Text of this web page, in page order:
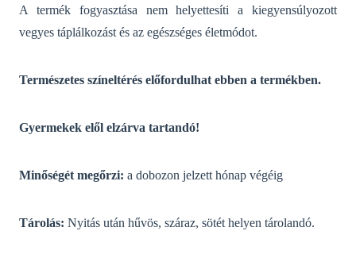
A termék fogyasztása nem helyettesíti a kiegyensúlyozott
vegyes táplálkozást és az egészséges életmódot.
Természetes színeltérés előfordulhat ebben a termékben.
Gyermekek elől elzárva tartandó!
Minőségét megőrzi: a dobozon jelzett hónap végéig
Tárolás: Nyitás után hűvös, száraz, sötét helyen tárolandó.